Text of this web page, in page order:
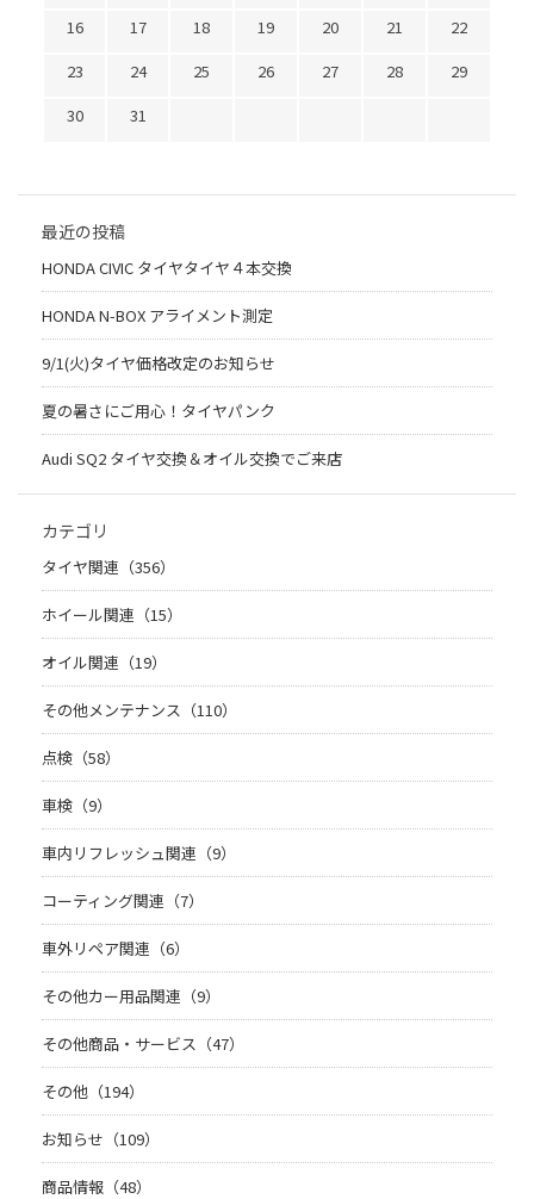
16
17 18 19 20 21
22
23
24 25 26 27 28
29
30
31
最近の投稿
HONDA CIVIC タイヤタイヤ４本交換
HONDA N-BOX アライメント測定
9/1(火)タイヤ価格改定のお知らせ
夏の暑さにご用心！タイヤパンク
Audi SQ2 タイヤ交換＆オイル交換でご来店
カテゴリ
タイヤ関連（356）
ホイール関連（15）
オイル関連（19）
その他メンテナンス（110）
点検（58）
車検（9）
車内リフレッシュ関連（9）
コーティング関連（7）
車外リペア関連（6）
その他カー用品関連（9）
その他商品・サービス（47）
その他（194）
お知らせ（109）
商品情報（48）